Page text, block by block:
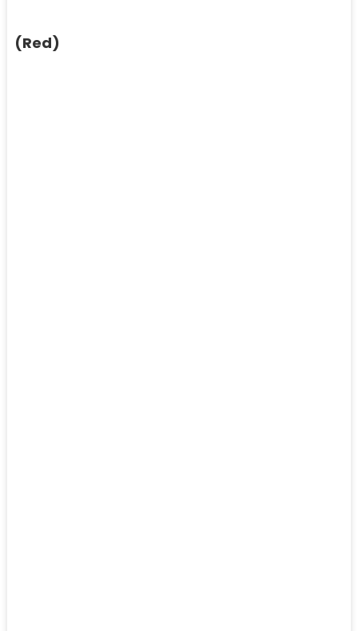
(Red)